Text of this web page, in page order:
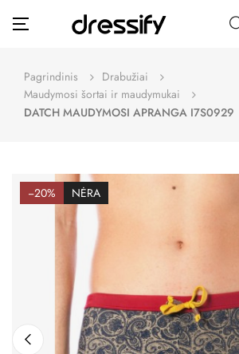
Toggle
navigation
☰
Pagrindinis
Drabužiai
Maudymosi šortai ir maudymukai
DATCH MAUDYMOSI APRANGA I7S0929
−20% NĖRA